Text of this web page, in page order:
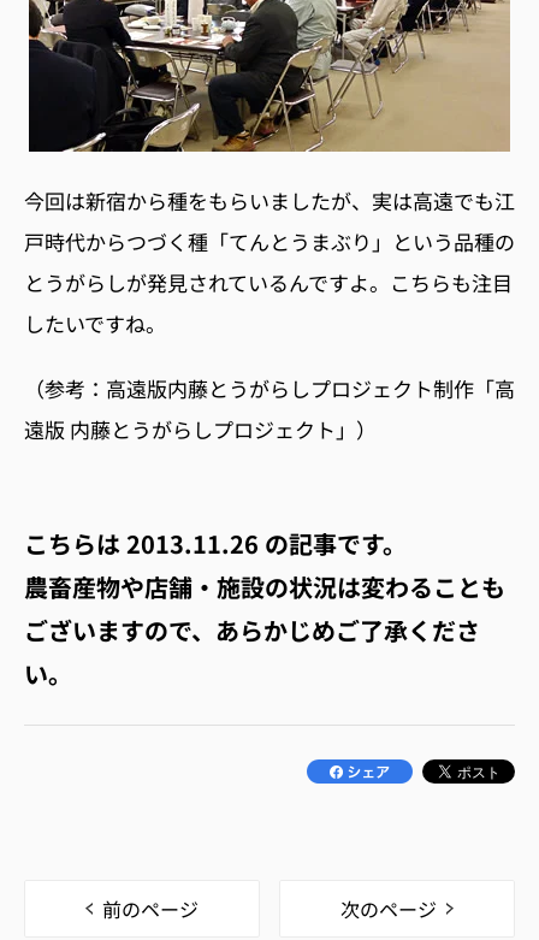
今回は新宿から種をもらいましたが、実は高遠でも江
戸時代からつづく種「てんとうまぶり」という品種の
とうがらしが発見されているんですよ。こちらも注目
したいですね。
（参考：高遠版内藤とうがらしプロジェクト制作「高
遠版 内藤とうがらしプロジェクト」）
こちらは2013.11.26 の記事です。
農畜産物や店舗・施設の状況は変わることも
ございますので、あらかじめご了承くださ
い。
前のページ 次のページ